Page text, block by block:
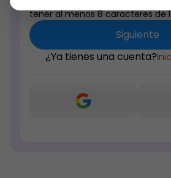
tener al menos 8 caracteres de
Siguiente
¿Ya tienes una cuenta?